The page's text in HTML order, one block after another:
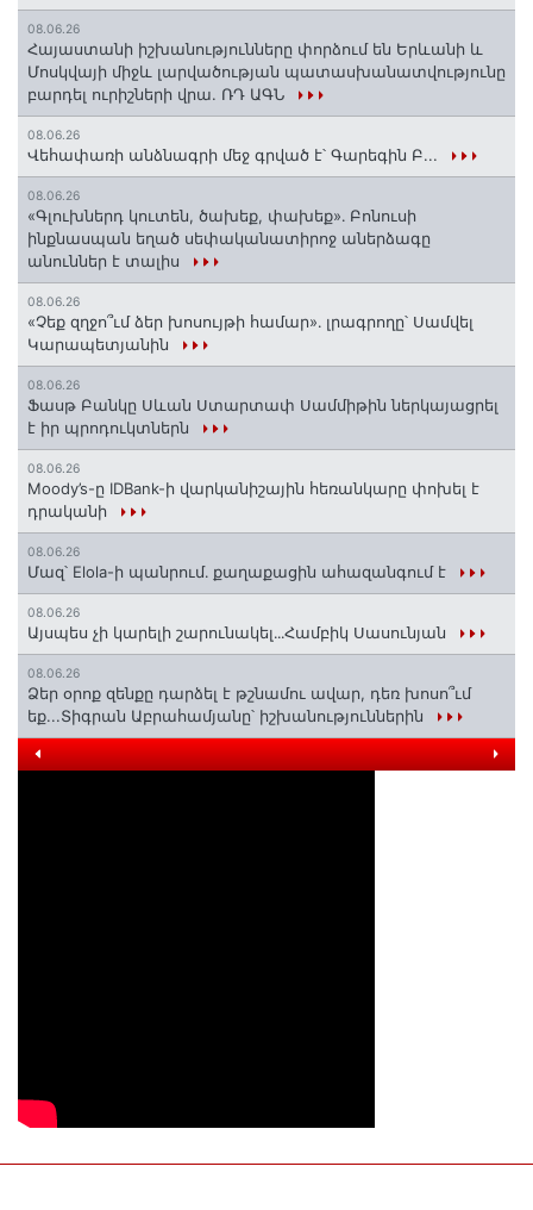
08.06.26
Հայաստանի իշխանությունները փորձում են Երևանի և
Մոսկվայի միջև լարվածության պատասխանատվությունը
բարդել ուրիշների վրա. ՌԴ ԱԳՆ
08.06.26
Վեհափառի անձնագրի մեջ գրված է՝ Գարեգին Բ...
08.06.26
«Գլուխներդ կուտեն, ծախեք, փախեք»․ Բոնուսի
ինքնասպան եղած սեփականատիրոջ աներձագը
անուններ է տալիս
08.06.26
«Չեք զղջո՞ւմ ձեր խոսույթի համար»․ լրագրողը՝ Սամվել
Կարապետյանին
08.06.26
Ֆասթ Բանկը Սևան Ստարտափ Սամմիթին ներկայացրել
է իր պրոդուկտներն
08.06.26
Moody’s-ը IDBank-ի վարկանիշային հեռանկարը փոխել է
դրականի
08.06.26
Մազ՝ Elola-ի պանրում․ քաղաքացին ահազանգում է
08.06.26
Այսպես չի կարելի շարունակել․․․Համբիկ Սասունյան
08.06.26
Ձեր օրոք զենքը դարձել է թշնամու ավար, դեռ խոսո՞ւմ
եք...Տիգրան Աբրահամյանը՝ իշխանություններին